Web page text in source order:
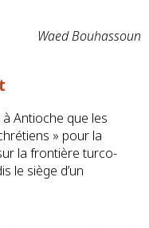
Waed Bouhassoun
à Antioche que les
» pour la
la frontière turco-
le siège d’un